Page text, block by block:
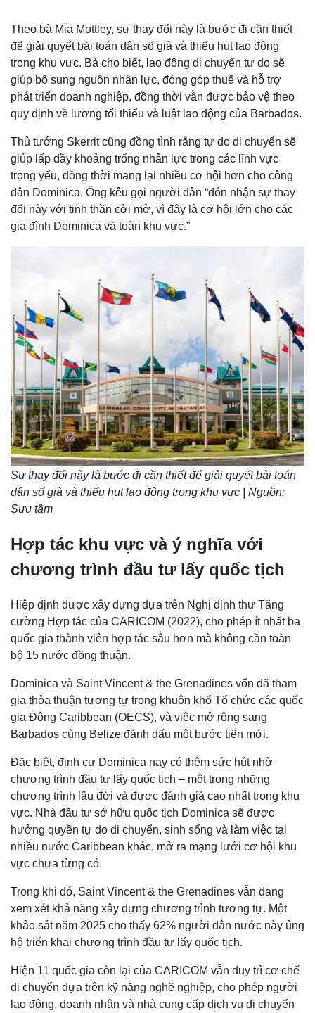
Theo bà Mia Mottley, sự thay đổi này là bước đi cần thiết
để giải quyết bài toán dân số già và thiếu hụt lao động
trong khu vực. Bà cho biết, lao động di chuyển tự do sẽ
giúp bổ sung nguồn nhân lực, đóng góp thuế và hỗ trợ
phát triển doanh nghiệp, đồng thời vẫn được bảo vệ theo
quy định về lương tối thiểu và luật lao động của Barbados.
Thủ tướng Skerrit cũng đồng tình rằng tự do di chuyển sẽ
giúp lấp đầy khoảng trống nhân lực trong các lĩnh vực
trọng yếu, đồng thời mang lại nhiều cơ hội hơn cho công
dân Dominica. Ông kêu gọi người dân “đón nhận sự thay
đổi này với tinh thần cởi mở, vì đây là cơ hội lớn cho các
gia đình Dominica và toàn khu vực.”
Sự thay đổi này là bước đi cần thiết để giải quyết bài toán
dân số già và thiếu hụt lao động trong khu vực | Nguồn:
Sưu tầm
Hợp tác khu vực và ý nghĩa với
chương trình đầu tư lấy quốc tịch
Hiệp định được xây dựng dựa trên Nghị định thư Tăng
cường Hợp tác của CARICOM (2022), cho phép ít nhất ba
quốc gia thành viên hợp tác sâu hơn mà không cần toàn
bộ 15 nước đồng thuận.
Dominica và Saint Vincent & the Grenadines vốn đã tham
gia thỏa thuận tương tự trong khuôn khổ Tổ chức các quốc
gia Đông Caribbean (OECS), và việc mở rộng sang
Barbados cùng Belize đánh dấu một bước tiến mới.
Đặc biệt, định cư Dominica nay có thêm sức hút nhờ
chương trình đầu tư lấy quốc tịch – một trong những
chương trình lâu đời và được đánh giá cao nhất trong khu
vực. Nhà đầu tư sở hữu quốc tịch Dominica sẽ được
hưởng quyền tự do di chuyển, sinh sống và làm việc tại
nhiều nước Caribbean khác, mở ra mạng lưới cơ hội khu
vực chưa từng có.
Trong khi đó, Saint Vincent & the Grenadines vẫn đang
xem xét khả năng xây dựng chương trình tương tự. Một
khảo sát năm 2025 cho thấy 62% người dân nước này ủng
hộ triển khai chương trình đầu tư lấy quốc tịch.
Hiện 11 quốc gia còn lại của CARICOM vẫn duy trì cơ chế
di chuyển dựa trên kỹ năng nghề nghiệp, cho phép người
lao động, doanh nhân và nhà cung cấp dịch vụ di chuyển